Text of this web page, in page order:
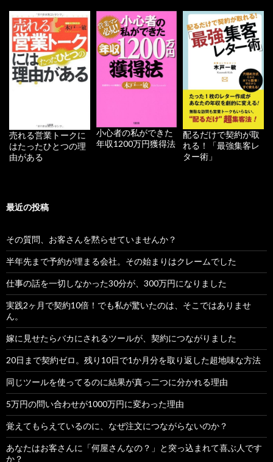
売れる営業トークに
はたったひとつの理
由がある
小心者の私ができた
年収1200万円獲得法
配るだけで契約が取
れる！「最強集客レ
ター術」
最近の投稿
その質問、お客さんを黙らせていませんか？
半年先まで予約が埋まる会社。その始まりはクレームでした
仕事の話を一切しなかった30分が、300万円になりました
実践2ヶ月で契約10倍！でも私が驚いたのは、そこではありませ
ん。
嫁に見せたらバカにされるツールが、契約につながりました
20日まで契約ゼロ。残り10日で1か月分を取り返した超地味な方法
同じツールを使ってるのに結果が真っ二つに分かれる理由
5万円の問い合わせが1000万円に変わった理由
覚えてもらえているのに、なぜ注文につながらないのか？
あなたはお客さんに「何屋さんなの？」と突っ込まれて喜ぶ人です
か？